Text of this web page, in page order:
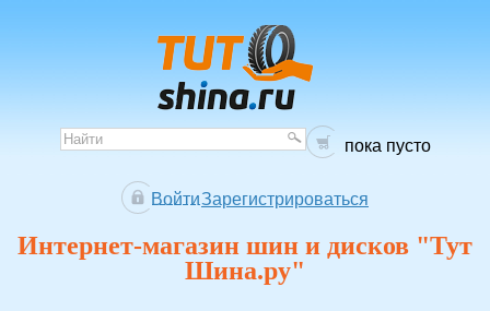
пока пусто
Зарегистрироваться
Войти
Интернет-магазин шин и дисков "Тут
Шина.ру"